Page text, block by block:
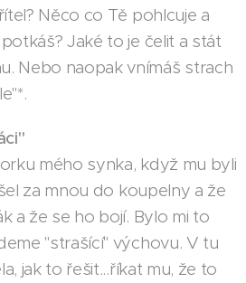
Něco co Tě pohlcuje a
Jaké to je čelit a stát
Nebo naopak vnímáš strach
mého synka, když mu byli
za mnou do koupelny a že
a že se ho bojí. Bylo mi to
"strašící" výchovu. V tu
jak to řešit...říkat mu, že to